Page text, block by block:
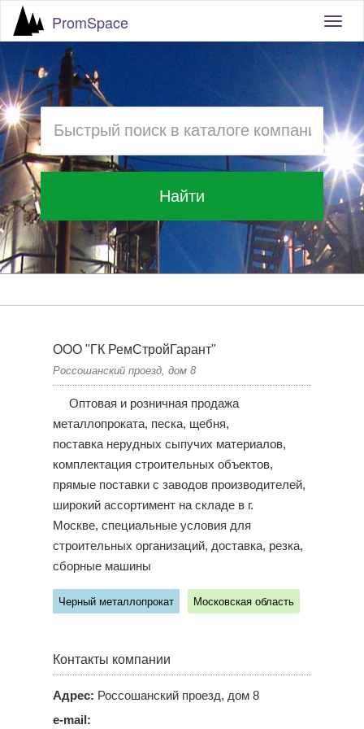
PromSpace
Найти
ООО "ГК РемСтройГарант"
Россошанский проезд, дом 8
Оптовая и розничная продажа
металлопроката, песка, щебня,
поставка нерудных сыпучих материалов,
комплектация строительных объектов,
прямые поставки с заводов производителей,
широкий ассортимент на складе в г.
Москве, специальные условия для
строительных организаций, доставка, резка,
сборные машины
Черный металлопрокат Московская область
Контакты компании
Адрес: Россошанский проезд, дом 8
e-mail: